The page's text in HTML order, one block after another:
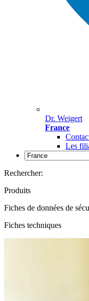
Dr. Weigert
France
Les
Rechercher:
Produits
Fiches de données de
Fiches techniques